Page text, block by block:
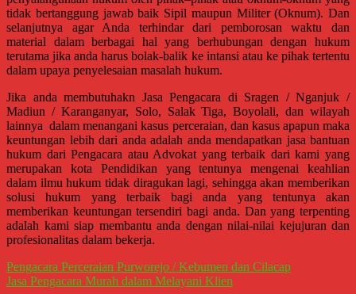
Ponorogo,
Cilacap,
Banjarnegara,
Temanggung,
Wonosobo,
Cirebon,
Karawang,
Aceh,
Medan,
Padang,
Jakarta
Pusat,
Bontang,
Demak,
Kudus,
Depok,
tidak bertanggung jawab baik Sipil maupun Militer (Oknum). Dan
selanjutnya agar Anda terhindar dari pemborosan waktu dan
material dalam berbagai hal yang berhubungan dengan hukum
terutama jika anda harus bolak-balik ke intansi atau ke pihak tertentu
dalam upaya penyelesaian masalah hukum.
Jika anda membutuhakn Jasa Pengacara di Sragen / Nganjuk /
Madiun / Karanganyar, Solo, Salak Tiga, Boyolali, dan wilayah
lainnya dalam menangani kasus perceraian, dan kasus apapun maka
keuntungan lebih dari anda adalah anda mendapatkan jasa bantuan
hukum dari Pengacara atau Advokat yang terbaik dari kami yang
merupakan kota Pendidikan yang tentunya mengenai keahlian
dalam ilmu hukum tidak diragukan lagi, sehingga akan memberikan
solusi hukum yang terbaik bagi anda yang tentunya akan
memberikan keuntungan tersendiri bagi anda. Dan yang terpenting
adalah kami siap membantu anda dengan nilai-nilai kejujuran dan
profesionalitas dalam bekerja.
Navigasi
pos
Pengacara Perceraian Purworejo / Kebumen dan Cilacap
Jasa Pengacara Murah dalam Melayani Klien